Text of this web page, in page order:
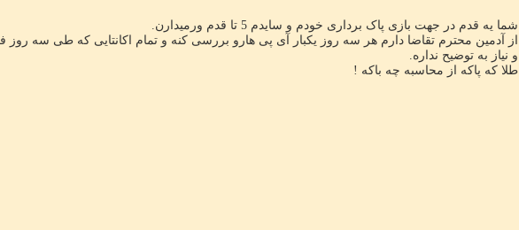
شما یه قدم در جهت بازی پاک برداری خودم و سایدم 5 تا قدم ورمیدارن.
از آدمین محترم تقاضا دارم هر سه روز یکبار آی پی هارو بررسی کنه و تمام اکانتایی که طی سه
و نیاز به توضیح نداره.
طلا که پاکه از محاسبه چه باکه !